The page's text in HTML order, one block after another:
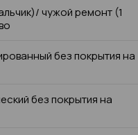
чужой ремонт (1
без покрытия на
без покрытия на